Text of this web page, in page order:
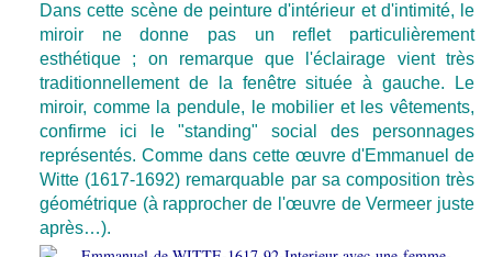
Dans cette scène de peinture d'intérieur et d'intimité, le
miroir ne donne pas un reflet particulièrement
esthétique ; on remarque que l'éclairage vient très
traditionnellement de la fenêtre située à gauche. Le
miroir, comme la pendule, le mobilier et les vêtements,
confirme ici le "standing" social des personnages
représentés. Comme dans cette œuvre d'Emmanuel de
Witte (1617-1692) remarquable par sa composition très
géométrique (à rapprocher de l'œuvre de Vermeer juste
après…).